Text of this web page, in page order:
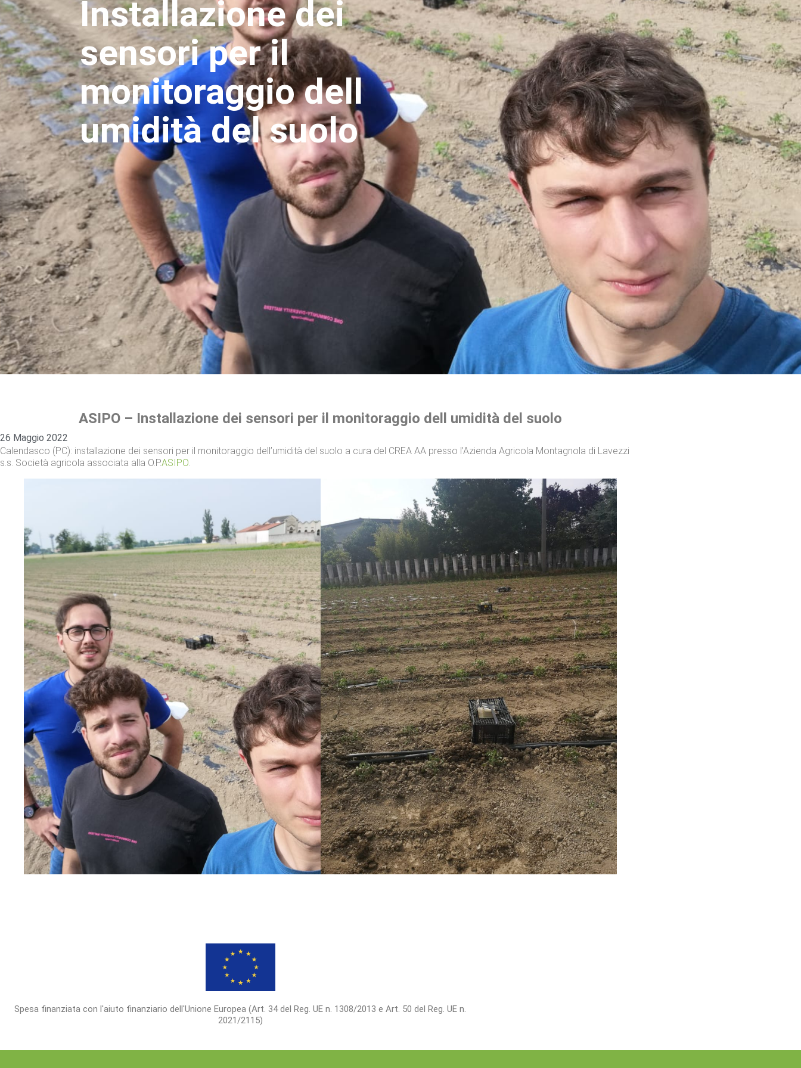
Installazione dei
sensori per il
monitoraggio dell
umidità del suolo
ASIPO – Installazione dei sensori per il monitoraggio dell umidità del suolo
26 Maggio 2022
Calendasco (PC): installazione dei sensori per il monitoraggio dell’umidità del suolo a cura del CREA AA presso l’Azienda Agricola Montagnola di Lavezzi
s.s. Società agricola associata alla O.P.ASIPO.
Spesa finanziata con l'aiuto finanziario dell'Unione Europea (Art. 34 del Reg. UE n. 1308/2013 e Art. 50 del Reg. UE n.
2021/2115)